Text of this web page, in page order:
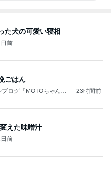
た犬の可愛い寝相
前
ごはん
ログ「MOTOちゃんと
23時間前
えた味噌汁
前